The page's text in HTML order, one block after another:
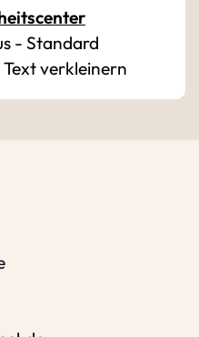
- Standard
Text verkleinern
gültige E-Mail-Adresse
/ Rückruf